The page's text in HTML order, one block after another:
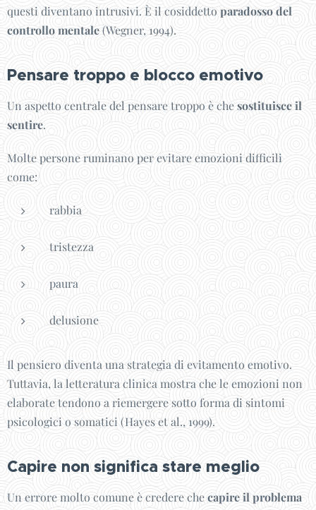
questi diventano intrusivi. È il cosiddetto paradosso del
controllo mentale(Wegner, 1994).
Pensare troppo e blocco emotivo
Un aspetto centrale del pensare troppo è chesostituisce il
sentire.
Molte persone ruminano per evitare emozioni difficili
come:
rabbia
tristezza
paura
delusione
Il pensiero diventa una strategia di evitamento emotivo.
Tuttavia, la letteratura clinica mostra che le emozioni non
elaborate tendono a riemergere sotto forma di sintomi
psicologici o somatici (Hayes et al., 1999).
Capire non significa stare meglio
Un errore molto comune è credere checapire il problema